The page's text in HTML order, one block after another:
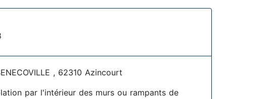
, 62310 Azincourt
par l'intérieur des murs ou rampants de